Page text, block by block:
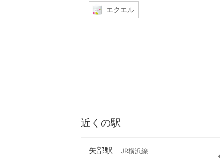
エクエル
近くの駅
矢部駅 JR横浜線